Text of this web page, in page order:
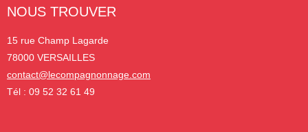
NOUS TROUVER
15 rue Champ Lagarde
78000 VERSAILLES
contact@lecompagnonnage.com
Tél : 09 52 32 61 49